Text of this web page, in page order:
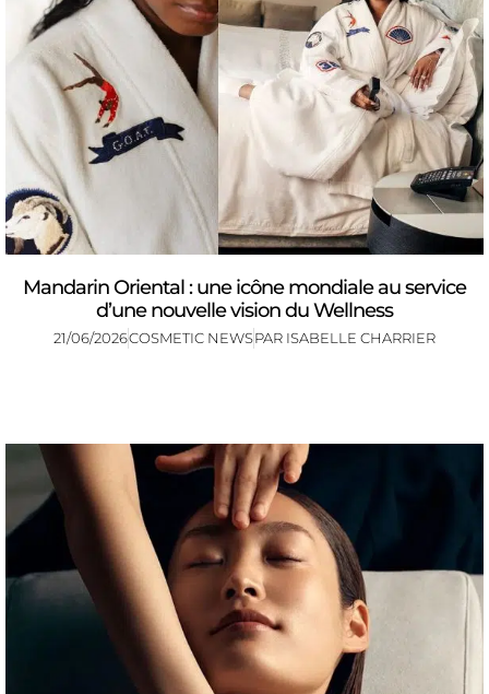
Mandarin Oriental : une icône mondiale au service
d’une nouvelle vision du Wellness
21/06/2026COSMETIC NEWSPAR ISABELLE CHARRIER